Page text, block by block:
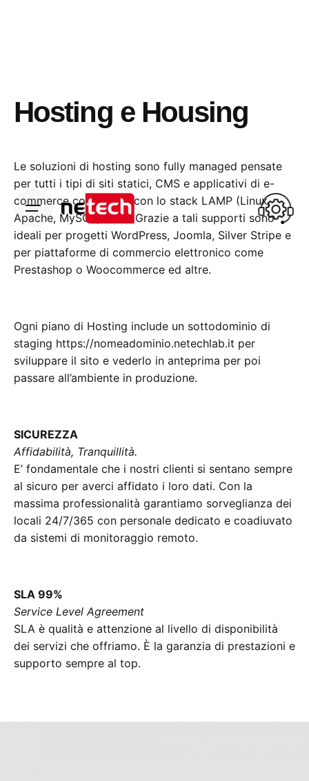
Hosting e Housing
Le soluzioni di hosting sono fully managed pensate
per tutti i tipi di siti statici, CMS e applicativi di e-
commerce compatibili con lo stack LAMP (Linux,
Apache, MySQL, PHP). Grazie a tali supporti sono
ideali per progetti WordPress, Joomla, Silver Stripe e
per piattaforme di commercio elettronico come
Prestashop o Woocommerce ed altre.
Ogni piano di Hosting include un sottodominio di
staging https://nomeadominio.netechlab.it per
sviluppare il sito e vederlo in anteprima per poi
passare all’ambiente in produzione.
SICUREZZA
Affidabilità, Tranquillità.
E’ fondamentale che i nostri clienti si sentano sempre
al sicuro per averci affidato i loro dati. Con la
massima professionalità garantiamo sorveglianza dei
locali 24/7/365 con personale dedicato e coadiuvato
da sistemi di monitoraggio remoto.
SLA 99%
Service Level Agreement
SLA è qualità e attenzione al livello di disponibilità
dei servizi che offriamo. È la garanzia di prestazioni e
supporto sempre al top.